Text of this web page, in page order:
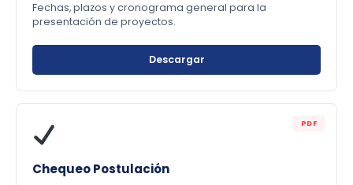
Fechas, plazos y cronograma general para la
presentación de proyectos.
Descargar
PDF
Chequeo Postulación